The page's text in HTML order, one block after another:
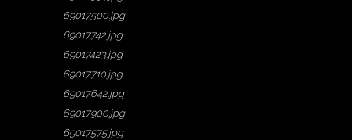
69017500.jpg
69017742.jpg
69017423.jpg
69017710.jpg
69017642.jpg
69017900.jpg
69017575.jpg